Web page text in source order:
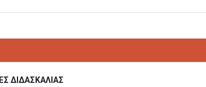
ΔΙΔΑΣΚΑΛΙΑΣ